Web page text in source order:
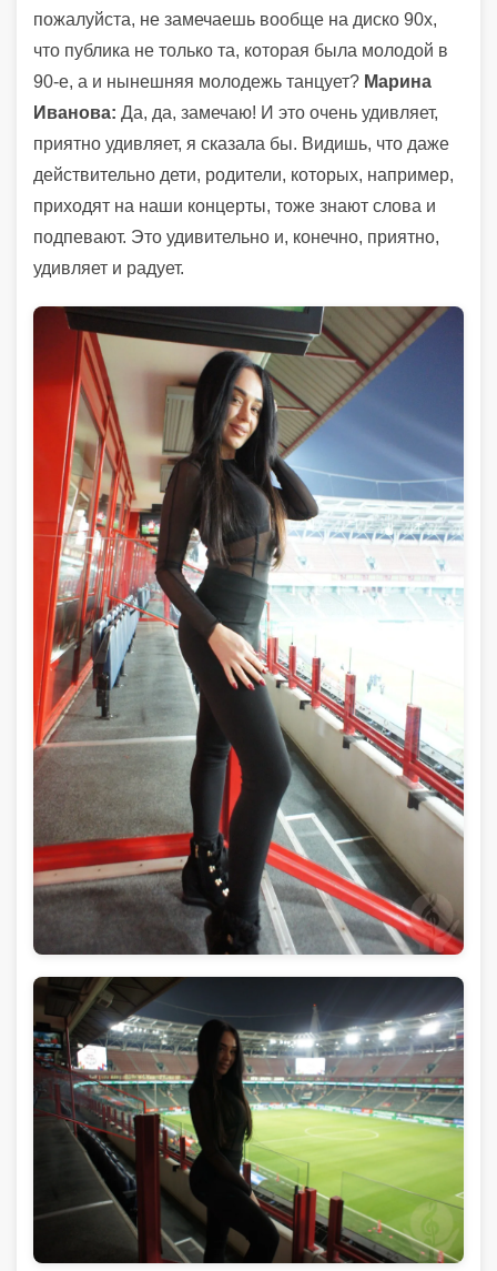
пожалуйста, не замечаешь вообще на диско 90х,
что публика не только та, которая была молодой в
90-е, а и нынешняя молодежь танцует? Марина
Иванова: Да, да, замечаю! И это очень удивляет,
приятно удивляет, я сказала бы. Видишь, что даже
действительно дети, родители, которых, например,
приходят на наши концерты, тоже знают слова и
подпевают. Это удивительно и, конечно, приятно,
удивляет и радует.